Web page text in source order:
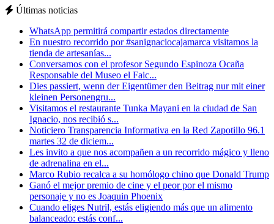
Últimas noticias
WhatsApp permitirá compartir estados directamente
En nuestro recorrido por #sanignaciocajamarca visitamos la
tienda de artesanías...
Conversamos con el profesor Segundo Espinoza Ocaña
Responsable del Museo el Faic...
Dies passiert, wenn der Eigentümer den Beitrag nur mit einer
kleinen Personengru...
Visitamos el restaurante Tunka Mayani en la ciudad de San
Ignacio, nos recibió s...
Noticiero Transparencia Informativa en la Red Zapotillo 96.1
martes 32 de diciem...
Les invito a que nos acompañen a un recorrido mágico y lleno
de adrenalina en el...
Marco Rubio recalca a su homólogo chino que Donald Trump
Ganó el mejor premio de cine y el peor por el mismo
personaje y no es Joaquin Phoenix
Cuando eliges Nutril, estás eligiendo más que un alimento
balanceado: estás conf...